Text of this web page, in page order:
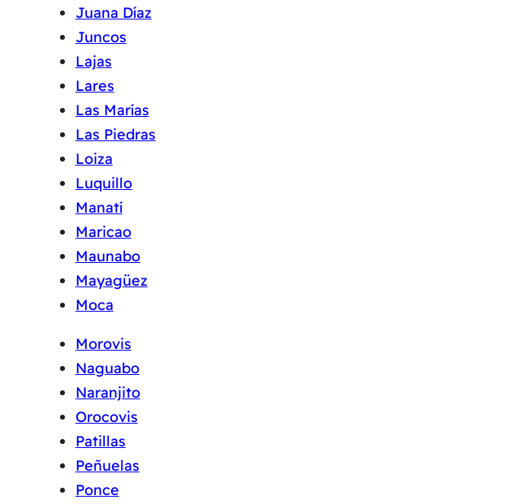
Juana Díaz
Juncos
Lajas
Lares
Las Marías
Las Piedras
Loiza
Luquillo
Manatí
Maricao
Maunabo
Mayagüez
Moca
Morovis
Naguabo
Naranjito
Orocovis
Patillas
Peñuelas
Ponce